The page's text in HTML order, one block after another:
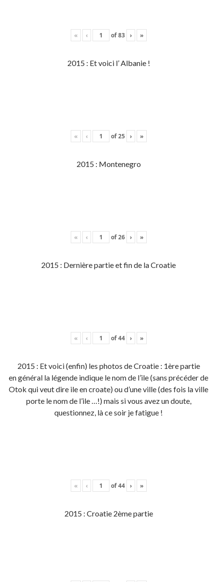
« ‹ of83 › »
2015 : Et voici l’ Albanie !
« ‹ of25 › »
2015 : Montenegro
« ‹ of26 › »
2015 : Dernière partie et fin de la Croatie
« ‹ of44 › »
2015 : Et voici (enfin) les photos de Croatie : 1ère partie
en général la légende indique le nom de l’ile (sans précéder de
Otok qui veut dire ile en croate) ou d’une ville (des fois la ville
porte le nom de l’ile …!) mais si vous avez un doute,
questionnez, là ce soir je fatigue !
« ‹ of44 › »
2015 : Croatie 2ème partie